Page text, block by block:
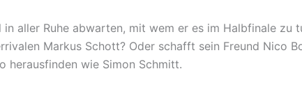
aller Ruhe abwarten, mit wem er es im Halbfinale zu
Markus Schott? Oder schafft sein Freund Nico
herausfinden wie Simon Schmitt.